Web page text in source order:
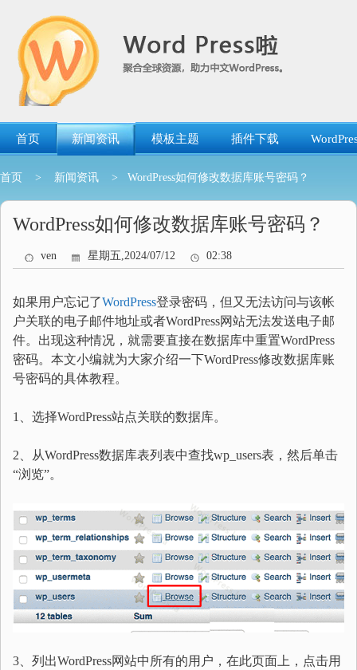
首页 新闻资讯 模板主题 插件下载
首页 > 新闻资讯 > WordPress如何修改数据库账号密码？
WordPress如何修改数据库账号密码？
ven 星期五,2024/07/12 02:38
如果用户忘记了WordPress登录密码，但又无法访问与该帐
户关联的电子邮件地址或者WordPress网站无法发送电子邮
件。出现这种情况，就需要直接在数据库中重置WordPress
密码。本文小编就为大家介绍一下WordPress修改数据库账
号密码的具体教程。
1、选择WordPress站点关联的数据库。
2、从WordPress数据库表列表中查找wp_users表，然后单击
“浏览”。
3、列出WordPress网站中所有的用户，在此页面上，点击用